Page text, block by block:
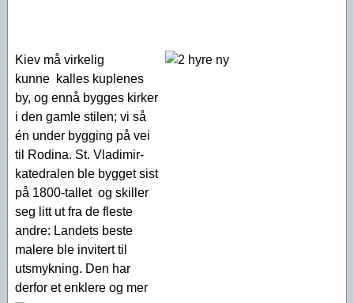
Kiev må virkelig
kunne kalles kuplenes
by, og ennå bygges kirker
i den gamle stilen; vi så
én under bygging på vei
til Rodina. St. Vladimir-
katedralen ble bygget sist
på 1800-tallet og skiller
seg litt ut fra de fleste
andre: Landets beste
malere ble invitert til
utsmykning. Den har
derfor et enklere og mer